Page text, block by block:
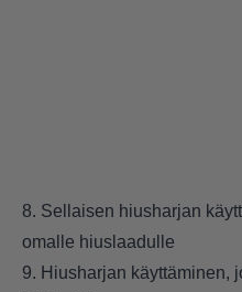
8. Sellaisen hiusharjan
omalle hiuslaadulle
9. Hiusharjan käyttäminen,